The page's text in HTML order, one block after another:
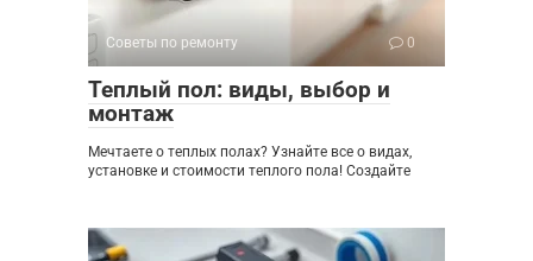
Советы по ремонту 0
Теплый пол: виды, выбор и
монтаж
Мечтаете о теплых полах? Узнайте все о видах,
установке и стоимости теплого пола! Создайте